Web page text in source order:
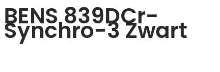
BENS 839DCr-
Synchro-3 Zwart